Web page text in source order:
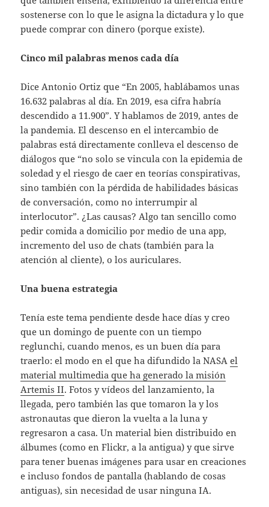
sostenerse con lo que le asigna la dictadura y lo que
puede comprar con dinero (porque existe).
Cinco mil palabras menos cada día
Dice Antonio Ortiz que “En 2005, hablábamos unas
16.632 palabras al día. En 2019, esa cifra habría
descendido a 11.900”. Y hablamos de 2019, antes de
la pandemia. El descenso en el intercambio de
palabras está directamente conlleva el descenso de
diálogos que “no solo se vincula con la epidemia de
soledad y el riesgo de caer en teorías conspirativas,
sino también con la pérdida de habilidades básicas
de conversación, como no interrumpir al
interlocutor”. ¿Las causas? Algo tan sencillo como
pedir comida a domicilio por medio de una app,
incremento del uso de chats (también para la
atención al cliente), o los auriculares.
Una buena estrategia
Tenía este tema pendiente desde hace días y creo
que un domingo de puente con un tiempo
reglunchi, cuando menos, es un buen día para
traerlo: el modo en el que ha difundido la NASAel
material multimedia que ha generado la misión
Artemis II. Fotos y vídeos del lanzamiento, la
llegada, pero también las que tomaron la y los
astronautas que dieron la vuelta a la luna y
regresaron a casa. Un material bien distribuido en
álbumes (como en Flickr, a la antigua) y que sirve
para tener buenas imágenes para usar en creaciones
e incluso fondos de pantalla (hablando de cosas
antiguas), sin necesidad de usar ninguna IA.